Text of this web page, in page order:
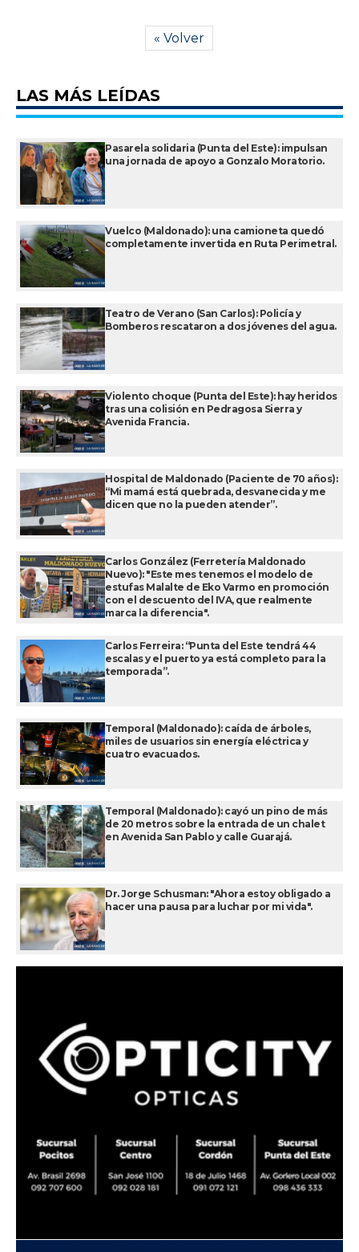
« Volver
LAS MÁS LEÍDAS
Pasarela solidaria (Punta del Este): impulsan
una jornada de apoyo a Gonzalo Moratorio.
Vuelco (Maldonado): una camioneta quedó
completamente invertida en Ruta Perimetral.
Teatro de Verano (San Carlos): Policía y
Bomberos rescataron a dos jóvenes del agua.
Violento choque (Punta del Este): hay heridos
tras una colisión en Pedragosa Sierra y
Avenida Francia.
Hospital de Maldonado (Paciente de 70 años):
“Mi mamá está quebrada, desvanecida y me
dicen que no la pueden atender”.
Carlos González (Ferretería Maldonado
Nuevo): "Este mes tenemos el modelo de
estufas Malalte de Eko Varmo en promoción
con el descuento del IVA, que realmente
marca la diferencia".
Carlos Ferreira: “Punta del Este tendrá 44
escalas y el puerto ya está completo para la
temporada”.
Temporal (Maldonado): caída de árboles,
miles de usuarios sin energía eléctrica y
cuatro evacuados.
Temporal (Maldonado): cayó un pino de más
de 20 metros sobre la entrada de un chalet
en Avenida San Pablo y calle Guarajá.
Dr. Jorge Schusman: "Ahora estoy obligado a
hacer una pausa para luchar por mi vida".